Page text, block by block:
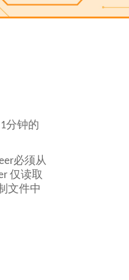
分钟的
必须从
仅读取
文件中